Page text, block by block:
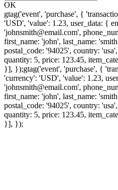
OK
gtag('event', 'purchase', {
'USD', 'value': 1.23, user_data: {
'johnsmith@email.com',
first_name: 'john', last_name:
postal_code: '94025', country:
quantity: 5, price: 123.45,
}], });gtag('event', 'purchase', {
'currency': 'USD', 'value': 1.23,
'johnsmith@email.com',
first_name: 'john', last_name:
postal_code: '94025', country:
quantity: 5, price: 123.45,
}], });